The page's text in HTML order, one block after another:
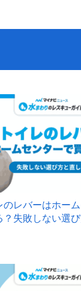
のレバーはホー
？失敗しない選